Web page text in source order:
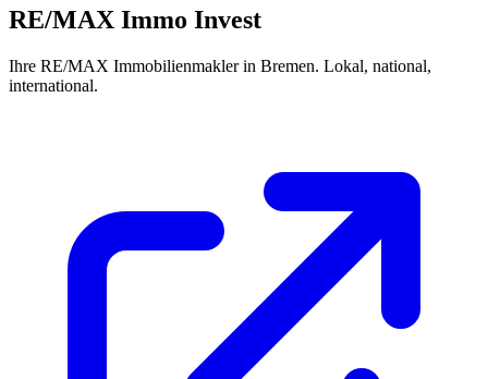
RE/MAX Immo Invest
Ihre RE/MAX Immobilienmakler in Bremen. Lokal, national,
international.